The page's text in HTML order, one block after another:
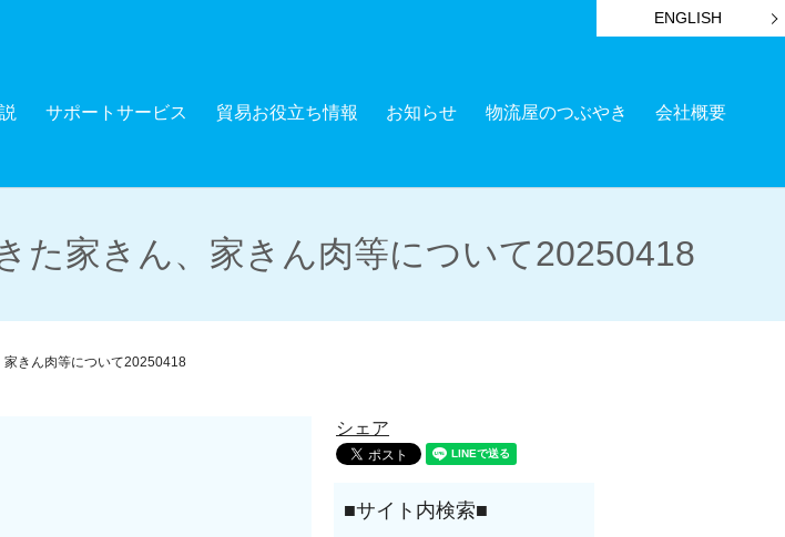
ENGLISH
サポートサービス 貿易お役立ち情報 お知らせ 物流屋のつぶやき
会社概要
た家きん、家きん肉等について20250418
家きん肉等について20250418
シェア